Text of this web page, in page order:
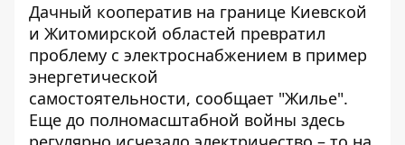
Дачный кооператив на границе Киевской
и Житомирской областей превратил
проблему с электроснабжением в пример
энергетической
самостоятельности, сообщает "Жилье".
Еще до полномасштабной войны здесь